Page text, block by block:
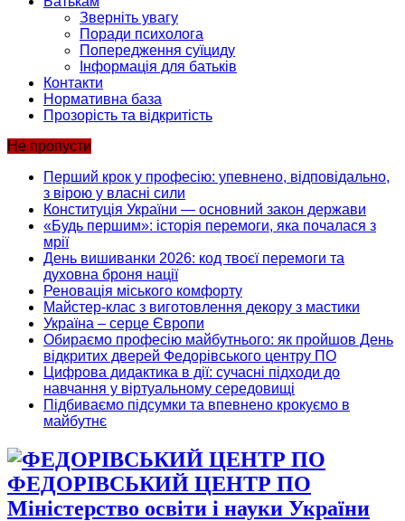
Зверніть увагу
Поради психолога
Попередження суїциду
Інформація для батьків
Контакти
Нормативна база
Прозорість та відкритість
Не пропусти
Перший крок у професію: упевнено, відповідально,
з вірою у власні сили
Конституція України — основний закон держави
«Будь першим»: історія перемоги, яка почалася з
мрії
День вишиванки 2026: код твоєї перемоги та
духовна броня нації
Реновація міського комфорту
Майстер-клас з виготовлення декору з мастики
Україна – серце Європи
Обираємо професію майбутнього: як пройшов День
відкритих дверей Федорівського центру ПО
Цифрова дидактика в дії: сучасні підходи до
навчання у віртуальному середовищі
Підбиваємо підсумки та впевнено крокуємо в
майбутнє
ФЕДОРІВСЬКИЙ ЦЕНТР ПО
Міністерство освіти і науки України